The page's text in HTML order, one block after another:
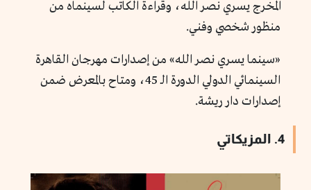
المخرج يسري نصر الله، وقراءة الكاتب لسينماه من
منظور شخصي وفني.
«سينما يسري نصر الله» من إصدارات مهرجان القاهرة
السينمائي الدولي الدورة الـ 45، ومتاح بالمعرض ضمن
إصدارات دار ريشة.
4. المزيكاتي